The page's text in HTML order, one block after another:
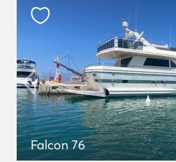
Falcon 76